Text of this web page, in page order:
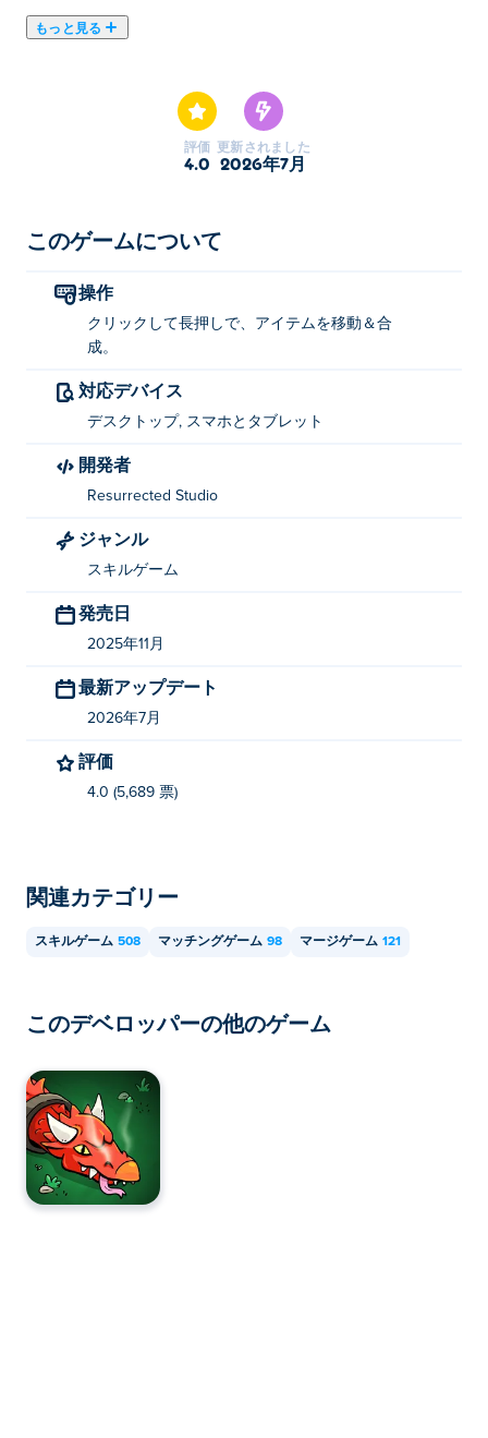
もっと見る
ゴム製のプランジャーから始めて、2つをマージしてよ
り強力で面白い掃除道具を作りましょう。そして、アッ
プグレードを重ねて、厄介なうんちを流していきましょ
ロイヤルフラッシュマージの遊び方
クリックして押したままにすると、アイテムを移動した
り結合したりできます。
Royal Flush MergeはResurrected Studioによって開発さ
ームです！
うすればいいですか?
Royal Flush Merge はモバイル デバイスとデス
Royal Flush Merge は、コンピューター、携帯電話、タ
評価
4.0
更新されました
2026年7月
このゲームについて
操作
クリックして長押しで、アイテムを移動＆合
成。
対応デバイス
デスクトップ, スマホとタブレット
開発者
Resurrected Studio
ジャンル
スキルゲーム
発売日
2025年11月
最新アップデート
2026年7月
評価
4.0 (5,689 票)
関連カテゴリー
スキルゲーム 508 マッチングゲーム 98 マージゲーム 121
このデベロッパーの他のゲーム